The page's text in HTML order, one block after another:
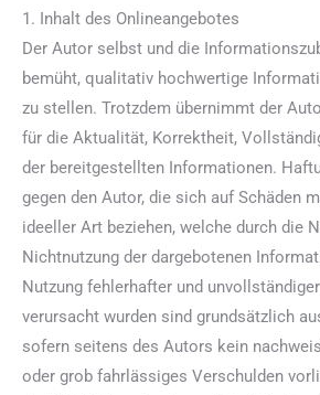
1. Inhalt des Onlineangebotes
Der Autor selbst und die
bemüht, qualitativ hochwertige
zu stellen. Trotzdem übernimmt der
für die Aktualität, Korrektheit,
der bereitgestellten Informationen.
gegen den Autor, die sich auf Schäden
ideeller Art beziehen, welche durch die
Nichtnutzung der dargebotenen
Nutzung fehlerhafter und
verursacht wurden sind grundsätzlich
sofern seitens des Autors kein
oder grob fahrlässiges Verschulden